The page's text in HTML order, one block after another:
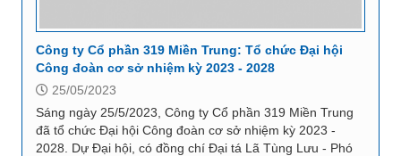
Công ty Cổ phần 319 Miền Trung: Tổ chức Đại hội
Công đoàn cơ sở nhiệm kỳ 2023 - 2028
25/05/2023
Sáng ngày 25/5/2023, Công ty Cổ phần 319 Miền Trung
đã tổ chức Đại hội Công đoàn cơ sở nhiệm kỳ 2023 -
2028. Dự Đại hội, có đồng chí Đại tá Lã Tùng Lưu - Phó